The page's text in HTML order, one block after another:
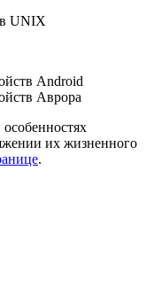
UNIX
Android
Аврора
их жизненного
.